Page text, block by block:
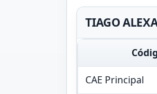
TIAGO
CAE Principal